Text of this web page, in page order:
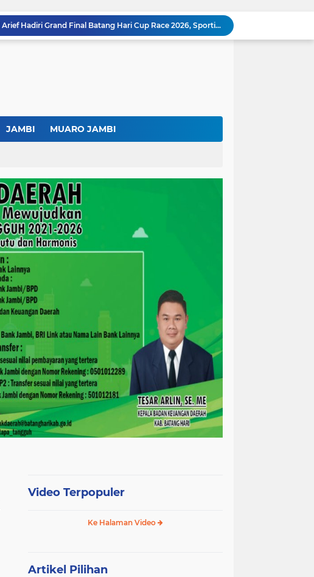
Bupati Fadhil Arief Hadiri Grand Final Batang Hari Cup Race 2026, Sportivitas dan UMKM Jadi Sorotan
Fadhil Arief Ajak Komunitas Motor Perkuat Persaudaraan dan Budaya Tertib Berlalu Lintas
Fadhil Arief Kukuhkan Pengurus APDESI Merah Putih Batang Hari, Iknak Nahkodai Periode 2026–2031
JAMBI MUARO JAMBI
Video Terpopuler
Ke Halaman Video
Artikel Pilihan